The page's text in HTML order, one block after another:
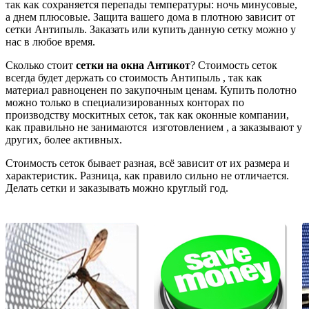
так как сохраняется перепады температуры: ночь минусовые,
а днем плюсовые. Защита вашего дома в плотною зависит от
сетки Антипыль. Заказать или купить данную сетку можно у
нас в любое время.
Сколько стоит сетки на окна Антикот? Стоимость сеток
всегда будет держать со стоимость Антипыль , так как
материал равноценен по закупочным ценам. Купить полотно
можно только в специализированных конторах по
производству москитных сеток, так как оконные компании,
как правильно не занимаются изготовлением , а заказывают у
других, более активных.
Стоимость сеток бывает разная, всё зависит от их размера и
характеристик. Разница, как правило сильно не отличается.
Делать сетки и заказывать можно круглый год.
Подробнее...